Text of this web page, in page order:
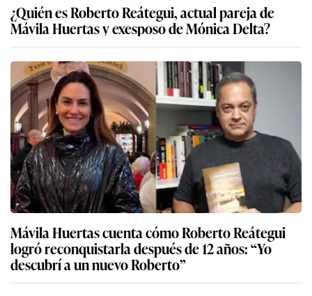
¿Quién es Roberto Reátegui, actual pareja de
Mávila Huertas y exesposo de Mónica Delta?
Mávila Huertas cuenta cómo Roberto Reátegui
logró reconquistarla después de 12 años: “Yo
descubrí a un nuevo Roberto”